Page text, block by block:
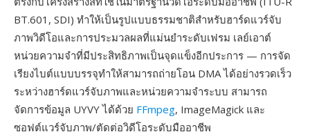
BT.601, SDI) ทำให้เป็นรูปแบบธรรมชาติสำหรับฮาร์ดแวร์จับ
ภาพวิดีโอและการประมวลผลที่แม่นยำระดับเฟรม เลย์เอาต์
หน่วยความจำที่มีประสิทธิภาพเป็นจุดแข็งอีกประการ — การจัด
เรียงไบต์แบบบรรจุทำให้สามารถถ่ายโอน DMA ได้อย่างรวดเร็ว
ระหว่างฮาร์ดแวร์จับภาพและหน่วยความจำระบบ สามารถ
จัดการข้อมูล UYVY ได้ด้วย FFmpeg, ImageMagick และ
ซอฟต์แวร์จับภาพ/ตัดต่อวิดีโอระดับมืออาชีพ